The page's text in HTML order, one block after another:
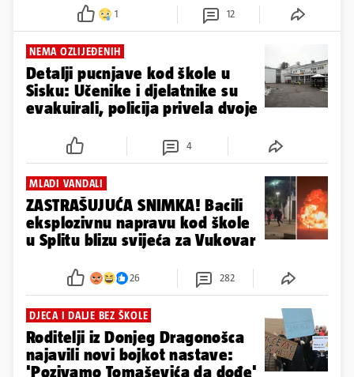
1 12
NEMA OZLIJEĐENIH
Detalji pucnjave kod škole u
Sisku: Učenike i djelatnike su
evakuirali, policija privela dvoje
4
MLADI VANDALI
ZASTRAŠUJUĆA SNIMKA! Bacili
eksplozivnu napravu kod škole
u Splitu blizu svijeća za Vukovar
26 282
DJECA I DALJE BEZ ŠKOLE
Roditelji iz Donjeg Dragonošca
najavili novi bojkot nastave:
'Pozivamo Tomaševića da dođe'